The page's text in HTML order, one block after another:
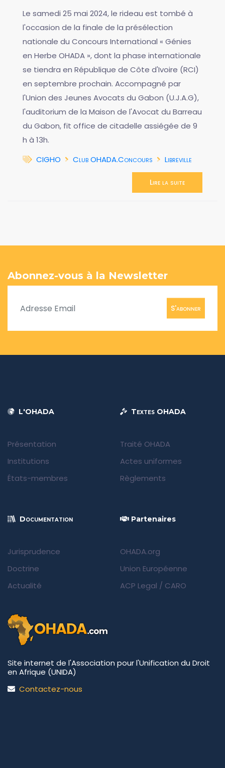
Le samedi 25 mai 2024, le rideau est tombé à
l'occasion de la finale de la présélection
nationale du Concours International « Génies
en Herbe OHADA », dont la phase internationale
se tiendra en République de Côte d'Ivoire (RCI)
en septembre prochain. Accompagné par
l'Union des Jeunes Avocats du Gabon (U.J.A.G),
l'auditorium de la Maison de l'Avocat du Barreau
du Gabon, fit office de citadelle assiégée de 9
h à 13h.
CIGHO
Club OHADA.Concours Libreville
Lire la suite
Abonnez-vous à la Newsletter
S'abonner
L'OHADA
Présentation
Institutions
États-membres
Textes OHADA
Traité OHADA
Actes uniformes
Règlements
Documentation
Jurisprudence
Doctrine
Actualité
Partenaires
OHADA.org
Union Européenne
ACP Legal / CARO
Site internet de l'Association pour l'Unification du Droit
en Afrique (UNIDA)
Contactez-nous